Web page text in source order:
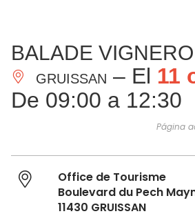
IMPRESCINDIBLES
HACER
BALADE
GRUISSAN – El 11
De 09:00 a 12:30
Página
Office de Tourisme
Boulevard du Pech
11430 GRUISSAN